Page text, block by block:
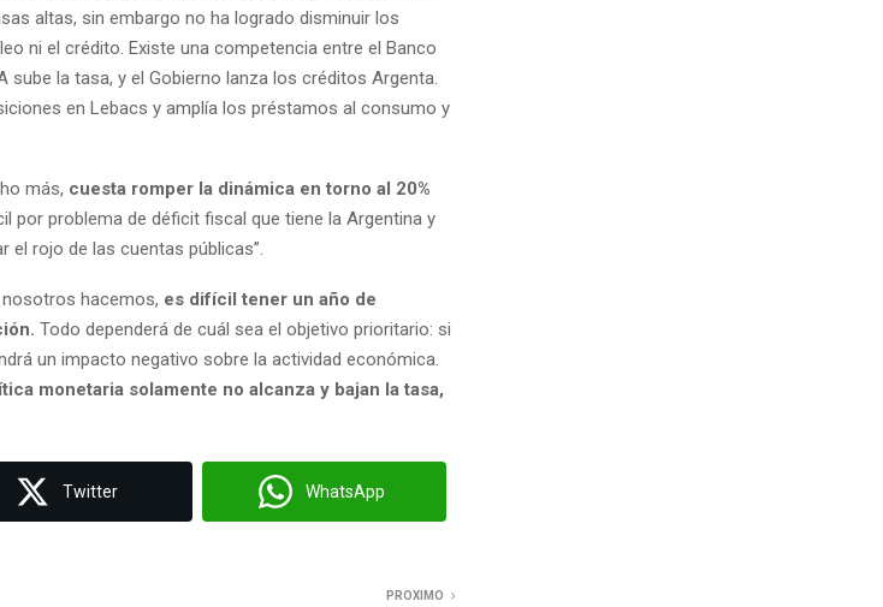
altas, sin embargo no ha logrado disminuir los
ni el crédito. Existe una competencia entre el Banco
sube la tasa, y el Gobierno lanza los créditos Argenta.
en Lebacs y amplía los préstamos al consumo y
más, cuesta romper la dinámica en torno al 20%
por problema de déficit fiscal que tiene la Argentina y
rojo de las cuentas públicas”.
nosotros hacemos, es difícil tener un año de
Todo dependerá de cuál sea el objetivo prioritario: si
un impacto negativo sobre la actividad económica.
monetaria solamente no alcanza y bajan la tasa,
Twitter WhatsApp
PROXIMO